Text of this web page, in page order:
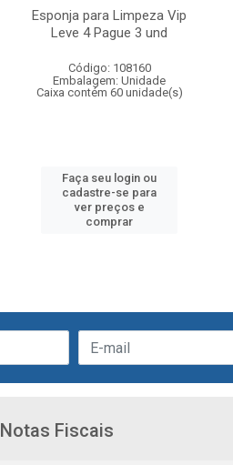
Esponja para Limpeza Vip
Leve 4 Pague 3 und
Código: 108160
Embalagem: Unidade
Caixa contém 60 unidade(s)
Faça seu login ou
cadastre-se para
ver preços e
comprar
Notas Fiscais